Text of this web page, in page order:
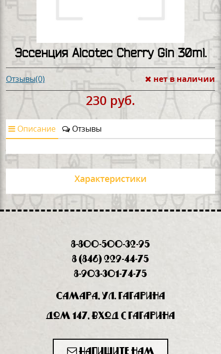
Эссенция Alcotec Cherry Gin 30ml.
Отзывы(0) нет в наличии
230 руб.
Описание Отзывы
Характеристики
8-800-500-32-95
8 (846) 229-44-75
8-903-301-74-75
Самара, ул. Гагарина
дом 147, вход с Гагарина